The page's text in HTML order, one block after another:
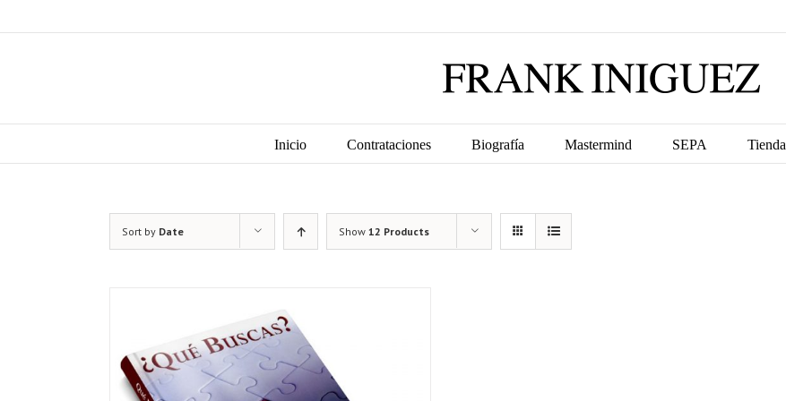
for:
Inicio
Contrataciones Biografía Mastermind SEPA Tienda
Sort by Date Show 12 Products